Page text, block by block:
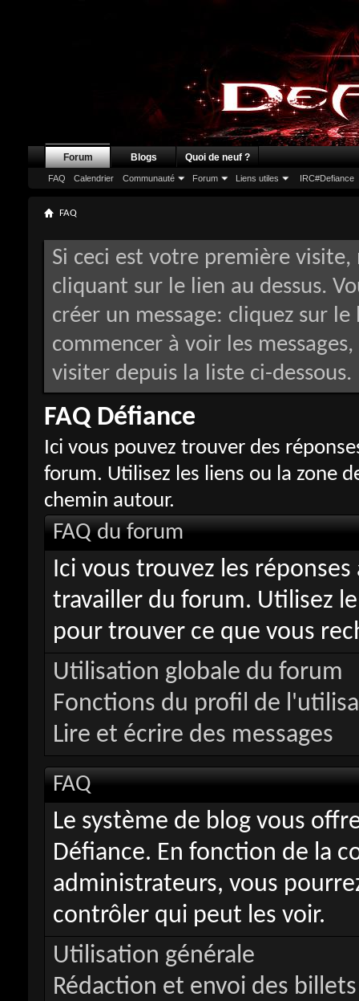
Forum
FAQ Calendrier Communauté Forum Liens utiles IRC#Defiance
Blogs Quoi de neuf ?
FAQ
Si ceci est votre première
cliquant sur le lien au dessus.
créer un message: cliquez sur
commencer à voir les
visiter depuis la liste ci-dessous.
FAQ Défiance
Ici vous pouvez trouver des
forum. Utilisez les liens ou la zone
chemin autour.
FAQ du forum
Ici vous trouvez les
travailler du forum. Utilisez
pour trouver ce que vous
Utilisation globale du forum
Fonctions du profil de
Lire et écrire des messages
FAQ
Le système de blog vous
Défiance. En fonction de la
administrateurs, vous
contrôler qui peut les voir.
Utilisation générale
Rédaction et envoi des billets